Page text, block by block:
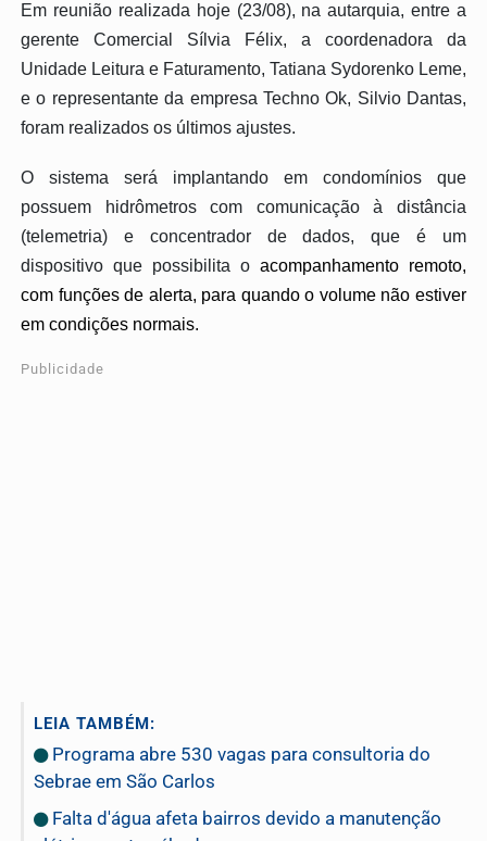
Em reunião realizada hoje (23/08), na autarquia, entre a
gerente Comercial Sílvia Félix, a coordenadora da
Unidade Leitura e Faturamento, Tatiana Sydorenko Leme,
e o representante da empresa Techno Ok, Silvio Dantas,
foram realizados os últimos ajustes.
O sistema será implantando em condomínios que
possuem hidrômetros com comunicação à distância
(telemetria) e concentrador de dados, que é um
dispositivo que possibilita o acompanhamento remoto,
com funções de alerta, para quando o volume não estiver
em condições normais.
Publicidade
LEIA TAMBÉM:
Programa abre 530 vagas para consultoria do
Sebrae em São Carlos
Falta d'água afeta bairros devido a manutenção